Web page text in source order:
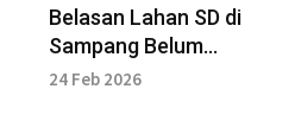
Belasan Lahan SD di
Sampang Belum
Bersertifikat, Ini Faktornya
24 Feb 2026